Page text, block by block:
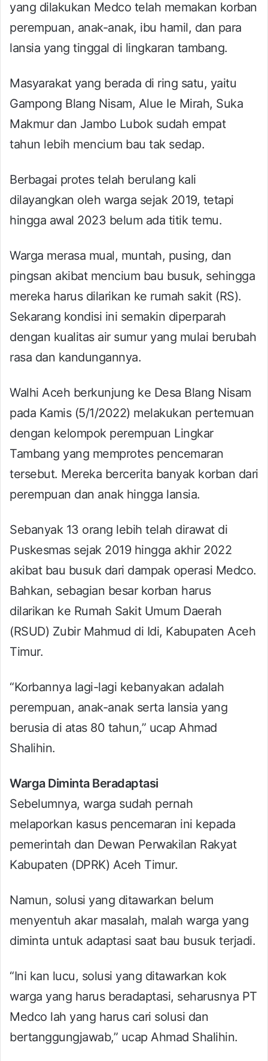
yang dilakukan Medco telah memakan korban
perempuan, anak-anak, ibu hamil, dan para
lansia yang tinggal di lingkaran tambang.
Masyarakat yang berada di ring satu, yaitu
Gampong Blang Nisam, Alue Ie Mirah, Suka
Makmur dan Jambo Lubok sudah empat
tahun lebih mencium bau tak sedap.
Berbagai protes telah berulang kali
dilayangkan oleh warga sejak 2019, tetapi
hingga awal 2023 belum ada titik temu.
Warga merasa mual, muntah, pusing, dan
pingsan akibat mencium bau busuk, sehingga
mereka harus dilarikan ke rumah sakit (RS).
Sekarang kondisi ini semakin diperparah
dengan kualitas air sumur yang mulai berubah
rasa dan kandungannya.
Walhi Aceh berkunjung ke Desa Blang Nisam
pada Kamis (5/1/2022) melakukan pertemuan
dengan kelompok perempuan Lingkar
Tambang yang memprotes pencemaran
tersebut. Mereka bercerita banyak korban dari
perempuan dan anak hingga lansia.
Sebanyak 13 orang lebih telah dirawat di
Puskesmas sejak 2019 hingga akhir 2022
akibat bau busuk dari dampak operasi Medco.
Bahkan, sebagian besar korban harus
dilarikan ke Rumah Sakit Umum Daerah
(RSUD) Zubir Mahmud di Idi, Kabupaten Aceh
Timur.
“Korbannya lagi-lagi kebanyakan adalah
perempuan, anak-anak serta lansia yang
berusia di atas 80 tahun,” ucap Ahmad
Shalihin.
Warga Diminta Beradaptasi
Sebelumnya, warga sudah pernah
melaporkan kasus pencemaran ini kepada
pemerintah dan Dewan Perwakilan Rakyat
Kabupaten (DPRK) Aceh Timur.
Namun, solusi yang ditawarkan belum
menyentuh akar masalah, malah warga yang
diminta untuk adaptasi saat bau busuk terjadi.
“Ini kan lucu, solusi yang ditawarkan kok
warga yang harus beradaptasi, seharusnya PT
Medco lah yang harus cari solusi dan
bertanggungjawab,” ucap Ahmad Shalihin.